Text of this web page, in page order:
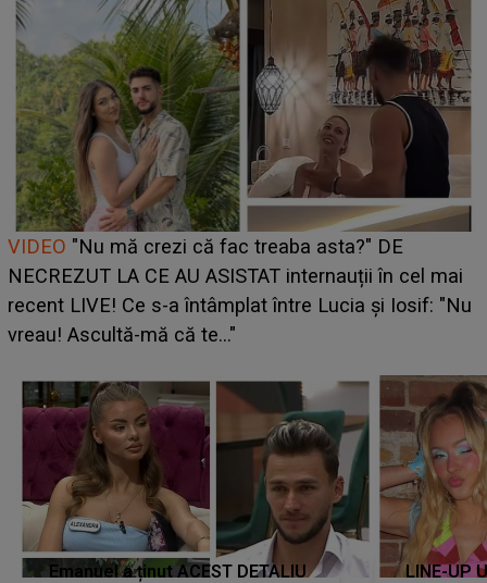
Cine este Bianca, tânăra clujeancă luată pe scenă la
UNTOLD ONE de Zara Larsson? Aceasta a dezvăluit
ce i-a spus artista suedeză în culise: „Nu am fost
pregătită...”
Emanuel a ținut ACEST DETALIU
LINE-UP